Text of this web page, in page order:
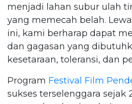
menjadi lahan subur ulah
yang memecah belah.
ini, kami berharap dapat
dan gagasan yang
kesetaraan, toleransi, dan
Program Festival Film
sukses terselenggara sejak